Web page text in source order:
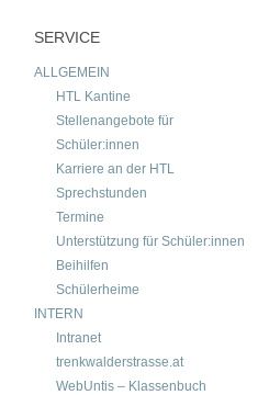
SERVICE
ALLGEMEIN
HTL Kantine
Stellenangebote für
Schüler:innen
Karriere an der HTL
Sprechstunden
Termine
Unterstützung für Schüler:innen
Beihilfen
Schülerheime
INTERN
Intranet
trenkwalderstrasse.at
WebUntis – Klassenbuch